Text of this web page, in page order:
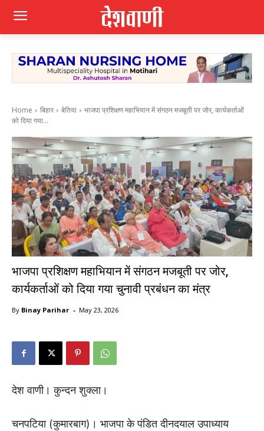
Home बिहार बेतिया
भाजपा प्रशिक्षण महाभियान में संगठन मजबूती पर जोर, कार्यकर्ताओं
को दिया गया...
भाजपा प्रशिक्षण महाभियान में संगठन मजबूती पर जोर,
कार्यकर्ताओं को दिया गया चुनावी प्रबंधन का मंत्र
By Binay Parihar - May 23, 2026
देश वाणी। कुन्दन शुक्ला।
चनपटिया (कुमारबाग)। भाजपा के पंडित दीनदयाल उपाध्याय